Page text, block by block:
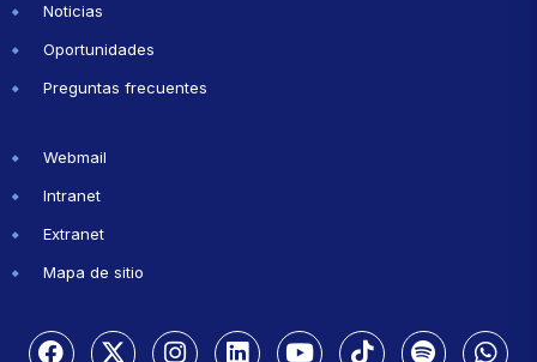
Noticias
Oportunidades
Preguntas frecuentes
Webmail
Intranet
Extranet
Mapa de sitio